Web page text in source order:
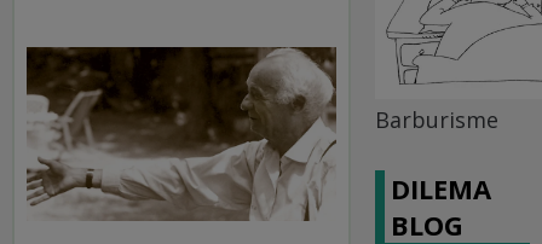
Barburisme
DILEMA
BLOG